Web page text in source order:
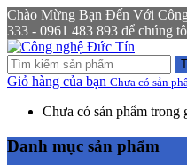
Chào Mừng Bạn Đến Với
333 - 0961 483 893 để chúng
Giỏ hàng của bạn Chưa có sản
Chưa có sản phẩm trong
Danh mục sản phẩm